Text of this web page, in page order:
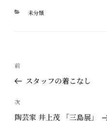
カ
未分類
投
ナ
ビ
ゲ
過
去
投
稿
前
スタッフの着こなし
次
の
次
陶芸家 井上茂 「三島展」